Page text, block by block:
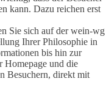
kann. Dazu reichen erst
Sie sich auf der wein-wg
Ihrer Philosophie in
bis hin zur
und die
Besuchern, direkt mit